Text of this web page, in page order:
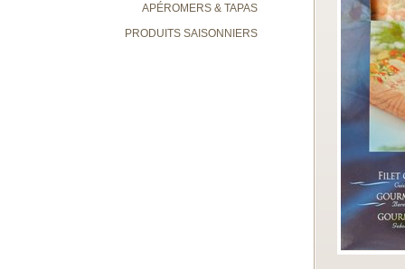
APÉROMERS & TAPAS
PRODUITS SAISONNIERS